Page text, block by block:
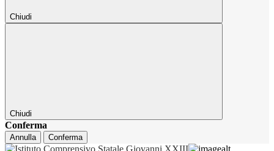
Chiudi
Chiudi
Conferma
Annulla Conferma